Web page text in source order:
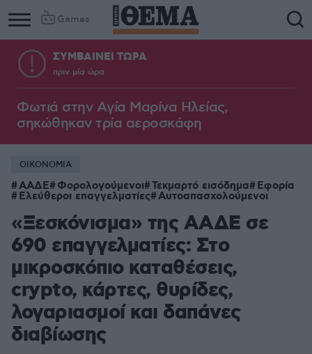
Games
ΣΥΜΒΑΙΝΕΙ ΤΩΡΑ
πριν μία ώρα
Φωτιά στην Aγία Μαρίνα Ηλείας,
σηκώθηκαν τρία αεροσκάφη
ΟΙΚΟΝΟΜΙΑ
ΑΑΔΕ Φορολογούμενοι Τεκμαρτό εισόδημα Εφορία
Ελεύθεροι επαγγελματίες Αυτοαπασχολούμενοι
«Ξεσκόνισμα» της ΑΑΔΕ σε
690 επαγγελματίες: Στο
μικροσκόπιο καταθέσεις,
crypto, κάρτες, θυρίδες,
λογαριασμοί και δαπάνες
διαβίωσης